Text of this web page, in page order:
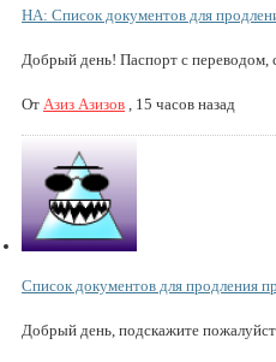
НА: Список документов для
Добрый день! Паспорт с переводом,
От Азиз Азизов 15 часов назад
Список документов для продления
Добрый день, подскажите